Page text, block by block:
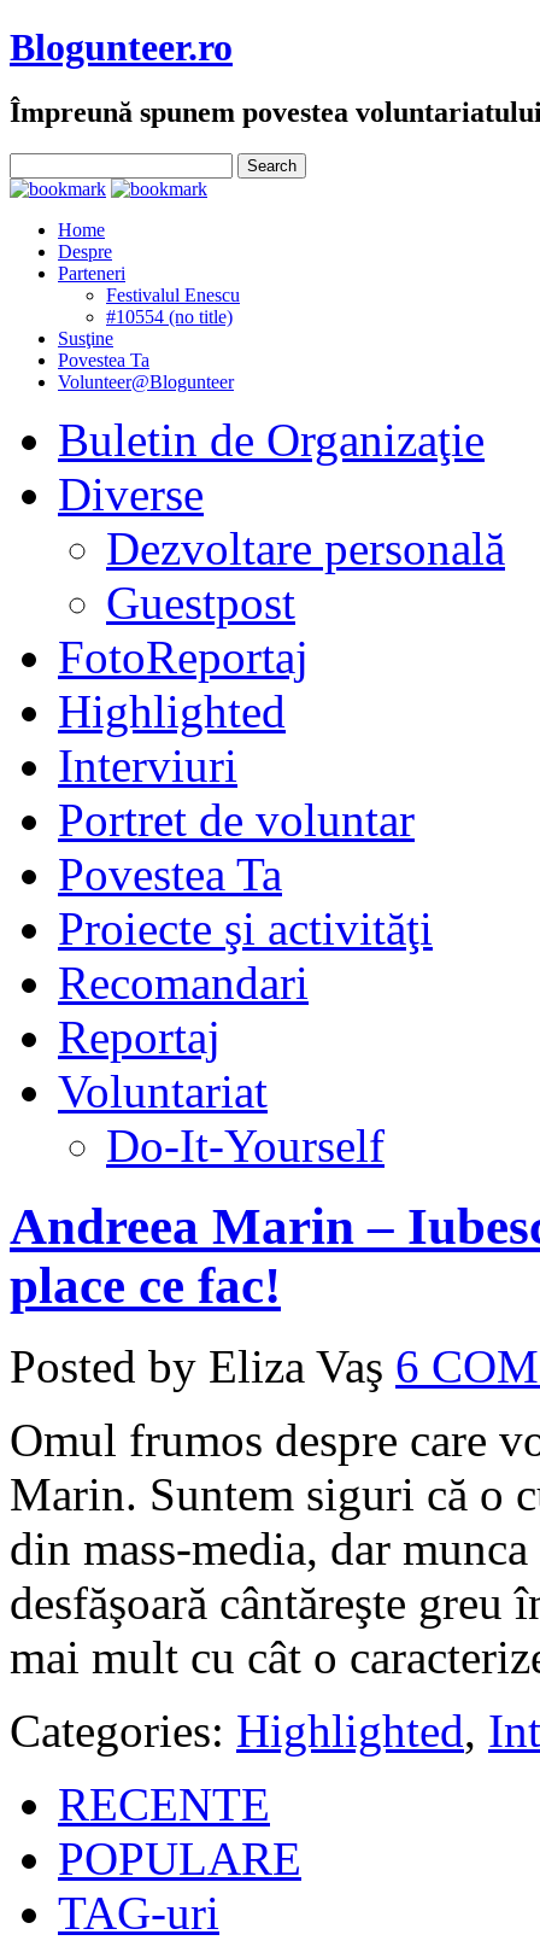
Blogunteer.ro
Împreună spunem povestea
Home
Despre
Parteneri
Festivalul Enescu
#10554 (no title)
Susţine
Povestea Ta
Volunteer@Blogunteer
Buletin de Organizaţie
Diverse
Dezvoltare personală
Guestpost
FotoReportaj
Highlighted
Interviuri
Portret de voluntar
Povestea Ta
Proiecte şi activităţi
Recomandari
Reportaj
Voluntariat
Do-It-Yourself
Andreea Marin –
place ce fac!
Posted by Eliza Vaş 6
Omul frumos despre care
Marin. Suntem siguri că o
din mass-media, dar
desfăşoară cântăreşte
mai mult cu cât o
Categories: Highlighted,
RECENTE
POPULARE
TAG-uri